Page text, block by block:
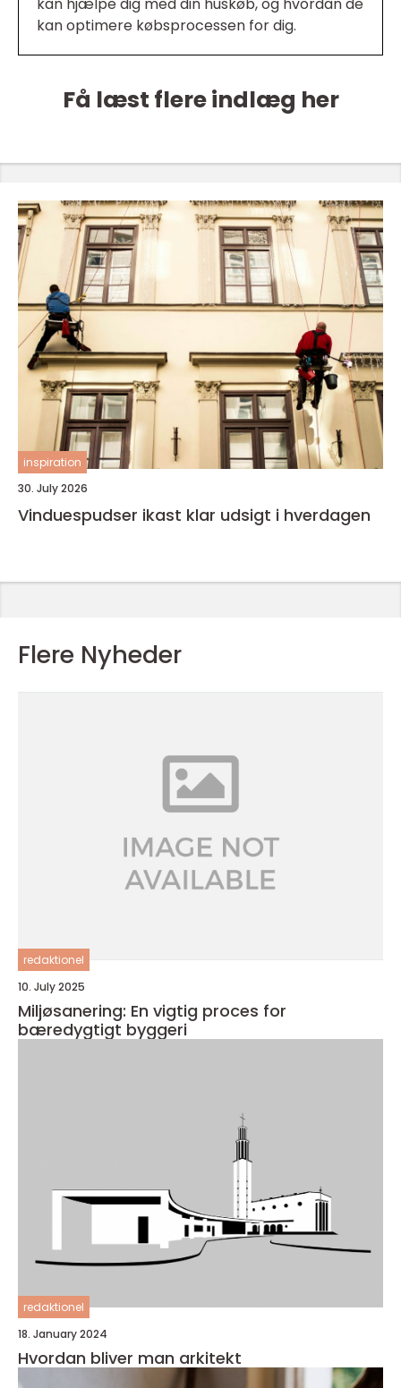
kan optimere købsprocessen for dig.
Få læst flere indlæg her
inspiration
30. July 2026
Vinduespudser ikast klar udsigt i hverdagen
Flere Nyheder
redaktionel
10. July 2025
Miljøsanering: En vigtig proces for
bæredygtigt byggeri
redaktionel
18. January 2024
Hvordan bliver man arkitekt